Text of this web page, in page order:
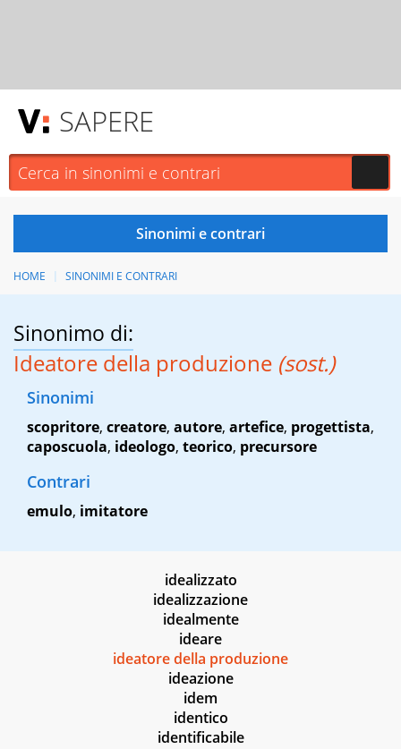
SAPERE
HOME SINONIMI E CONTRARI
Sinonimo di:
Ideatore della produzione (sost.)
Sinonimi
scopritore, creatore, autore, artefice, progettista,
caposcuola, ideologo, teorico, precursore
Contrari
emulo, imitatore
idealizzato
idealizzazione
idealmente
ideare
ideatore della produzione
ideazione
idem
identico
identificabile